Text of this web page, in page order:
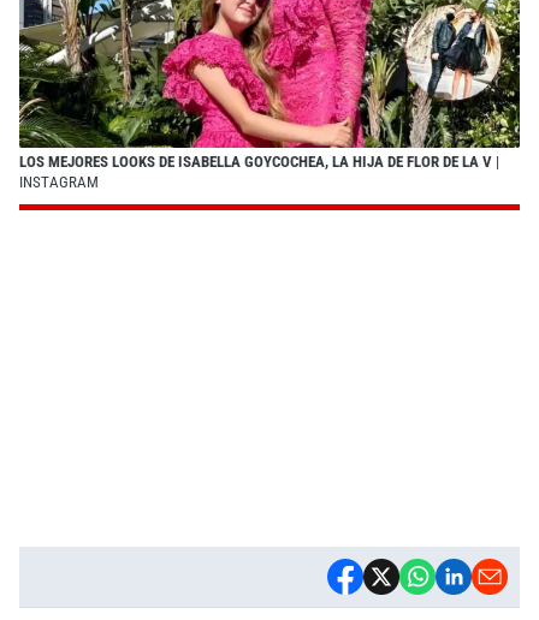
LOS MEJORES LOOKS DE ISABELLA GOYCOCHEA, LA HIJA DE FLOR DE LA V |
INSTAGRAM